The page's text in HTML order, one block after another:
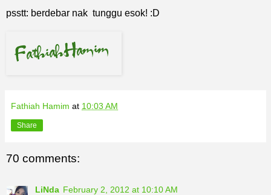
psstt: berdebar nak tunggu esok! :D
Fathiah Hamim at 10:03 AM
Share
70 comments:
LiNda February 2, 2012 at 10:10 AM